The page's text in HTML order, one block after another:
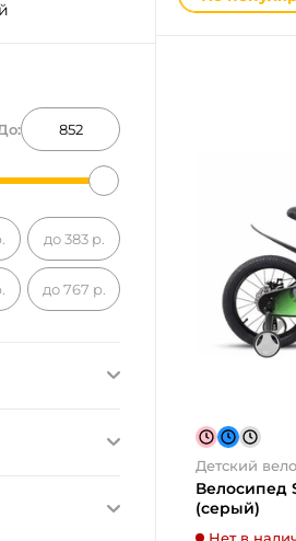
до 383 р.
до 767 р.
Детский
Велосипед
(серый)